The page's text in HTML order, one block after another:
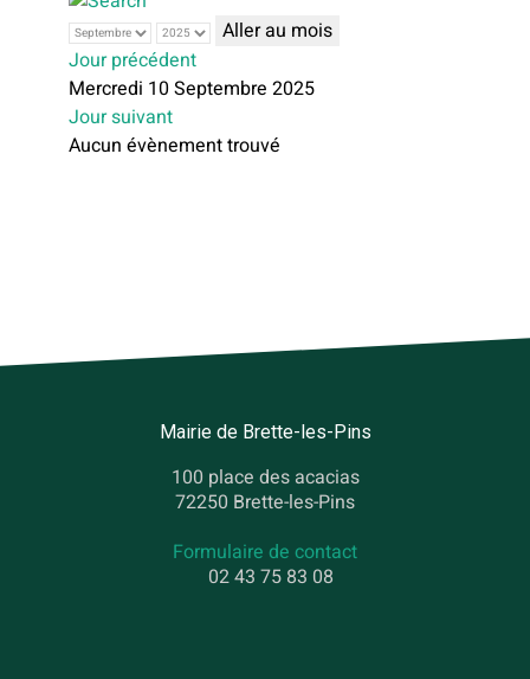
Aller au mois
Jour précédent
Mercredi 10 Septembre 2025
Jour suivant
Aucun évènement trouvé
Mairie de Brette-les-Pins
100 place des acacias
72250 Brette-les-Pins
Formulaire de contact
02 43 75 83 08